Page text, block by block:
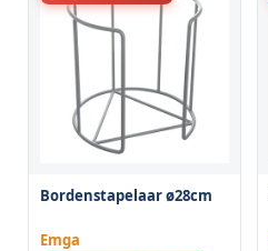
Bordenstapelaar ø28cm
Emga